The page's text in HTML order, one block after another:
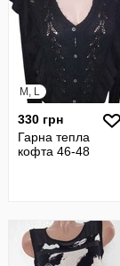
M, L
330 грн
Гарна тепла
кофта 46-48